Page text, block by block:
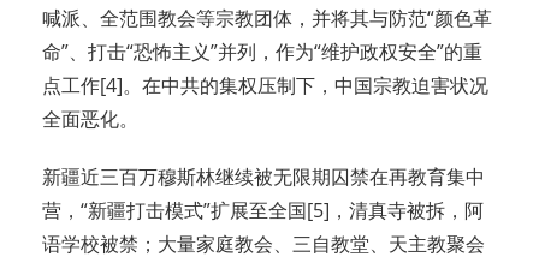
喊派、全范围教会等宗教团体，并将其与防范“颜色革
命”、打击“恐怖主义”并列，作为“维护政权安全”的重
点工作[4]。在中共的集权压制下，中国宗教迫害状况
全面恶化。
新疆近三百万穆斯林继续被无限期囚禁在再教育集中
营，“新疆打击模式”扩展至全国[5]，清真寺被拆，阿
语学校被禁；大量家庭教会、三自教堂、天主教聚会